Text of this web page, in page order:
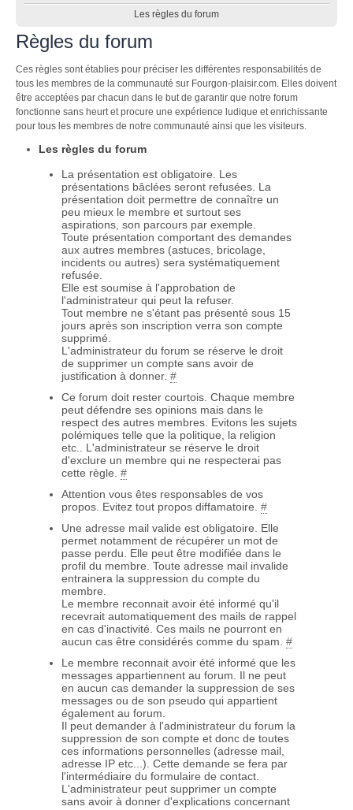
Les règles du forum
Règles du forum
Ces règles sont établies pour préciser les différentes responsabilités de
tous les membres de la communauté sur Fourgon-plaisir.com. Elles doivent
être acceptées par chacun dans le but de garantir que notre forum
fonctionne sans heurt et procure une expérience ludique et enrichissante
pour tous les membres de notre communauté ainsi que les visiteurs.
Les règles du forum
La présentation est obligatoire. Les
présentations bâclées seront refusées. La
présentation doit permettre de connaître un
peu mieux le membre et surtout ses
aspirations, son parcours par exemple.
Toute présentation comportant des demandes
aux autres membres (astuces, bricolage,
incidents ou autres) sera systématiquement
refusée.
Elle est soumise à l'approbation de
l'administrateur qui peut la refuser.
Tout membre ne s'étant pas présenté sous 15
jours après son inscription verra son compte
supprimé.
L'administrateur du forum se réserve le droit
de supprimer un compte sans avoir de
justification à donner. #
Ce forum doit rester courtois. Chaque membre
peut défendre ses opinions mais dans le
respect des autres membres. Evitons les sujets
polémiques telle que la politique, la religion
etc.. L'administrateur se réserve le droit
d'exclure un membre qui ne respecterai pas
cette règle. #
Attention vous êtes responsables de vos
propos. Evitez tout propos diffamatoire. #
Une adresse mail valide est obligatoire. Elle
permet notamment de récupérer un mot de
passe perdu. Elle peut être modifiée dans le
profil du membre. Toute adresse mail invalide
entrainera la suppression du compte du
membre.
Le membre reconnait avoir été informé qu'il
recevrait automatiquement des mails de rappel
en cas d'inactivité. Ces mails ne pourront en
aucun cas être considérés comme du spam. #
Le membre reconnait avoir été informé que les
messages appartiennent au forum. Il ne peut
en aucun cas demander la suppression de ses
messages ou de son pseudo qui appartient
également au forum.
Il peut demander à l'administrateur du forum la
suppression de son compte et donc de toutes
ces informations personnelles (adresse mail,
adresse IP etc...). Cette demande se fera par
l'intermédiaire du formulaire de contact.
L'administrateur peut supprimer un compte
sans avoir à donner d'explications concernant